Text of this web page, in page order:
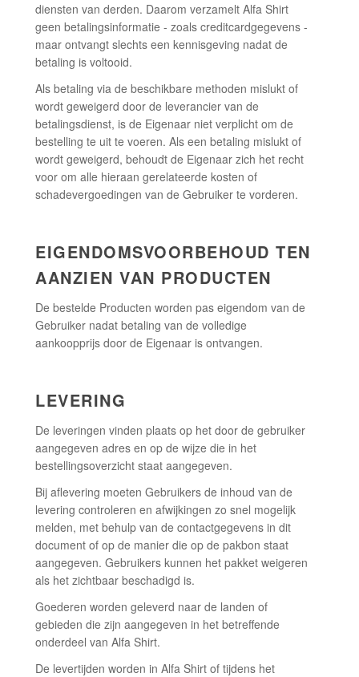
diensten van derden. Daarom verzamelt Alfa Shirt
geen betalingsinformatie - zoals creditcardgegevens -
maar ontvangt slechts een kennisgeving nadat de
betaling is voltooid.
Als betaling via de beschikbare methoden mislukt of
wordt geweigerd door de leverancier van de
betalingsdienst, is de Eigenaar niet verplicht om de
bestelling te uit te voeren. Als een betaling mislukt of
wordt geweigerd, behoudt de Eigenaar zich het recht
voor om alle hieraan gerelateerde kosten of
schadevergoedingen van de Gebruiker te vorderen.
EIGENDOMSVOORBEHOUD TEN
AANZIEN VAN PRODUCTEN
De bestelde Producten worden pas eigendom van de
Gebruiker nadat betaling van de volledige
aankoopprijs door de Eigenaar is ontvangen.
LEVERING
De leveringen vinden plaats op het door de gebruiker
aangegeven adres en op de wijze die in het
bestellingsoverzicht staat aangegeven.
Bij aflevering moeten Gebruikers de inhoud van de
levering controleren en afwijkingen zo snel mogelijk
melden, met behulp van de contactgegevens in dit
document of op de manier die op de pakbon staat
aangegeven. Gebruikers kunnen het pakket weigeren
als het zichtbaar beschadigd is.
Goederen worden geleverd naar de landen of
gebieden die zijn aangegeven in het betreffende
onderdeel van Alfa Shirt.
De levertijden worden in Alfa Shirt of tijdens het